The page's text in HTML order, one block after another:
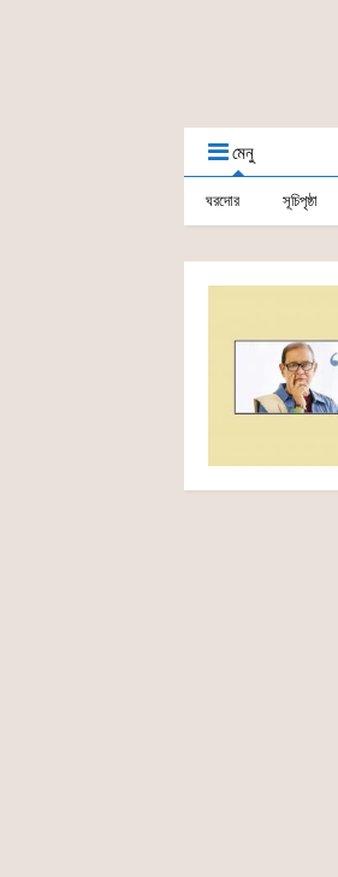
মেনু
ঘরদোর সূচিপৃষ্ঠা